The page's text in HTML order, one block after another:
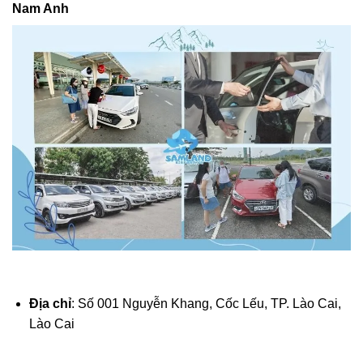
Nam Anh
Địa chỉ: Số 001 Nguyễn Khang, Cốc Lếu, TP. Lào Cai,
Lào Cai